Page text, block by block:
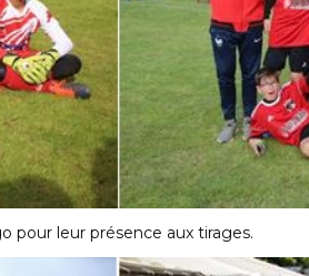
pour leur présence aux tirages.